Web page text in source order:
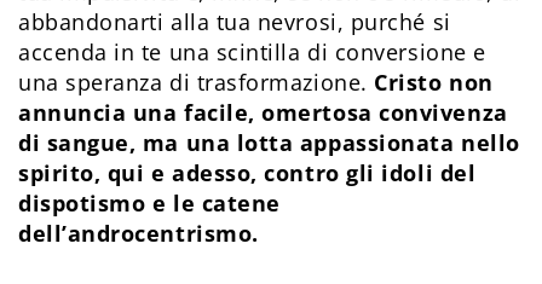
abbandonarti alla tua nevrosi, purché si
accenda in te una scintilla di conversione e
una speranza di trasformazione. Cristo non
annuncia una facile, omertosa convivenza
di sangue, ma una lotta appassionata nello
spirito, qui e adesso, contro gli idoli del
dispotismo e le catene
dell’androcentrismo.